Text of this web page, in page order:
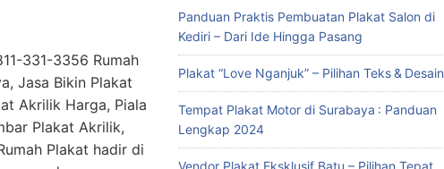
331-3356 Rumah
Jasa Bikin Plakat
Akrilik Harga, Piala
Plakat Akrilik,
Plakat hadir di
Panduan Praktis Pembuatan Plakat Salon di
Kediri – Dari Ide Hingga Pasang
Plakat “Love Nganjuk” – Pilihan Teks & Desain
Tempat Plakat Motor di Surabaya : Panduan
Lengkap 2024
Vendor Plakat Eksklusif Batu – Pilihan Tepat